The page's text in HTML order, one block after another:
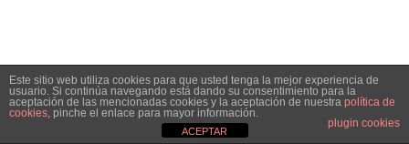
2025
- OPOSICIÓN Gestión Procesal, turno libre – 2025
Este sitio web utiliza cookies para que usted tenga la mejor experiencia de
usuario. Si continúa navegando está dando su consentimiento para la
aceptación de las mencionadas cookies y la aceptación de nuestra política de
cookies, pinche el enlace para mayor información.
plugin cookies
ACEPTAR